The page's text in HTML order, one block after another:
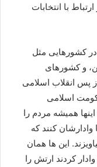
با انتخابات
در کشورهایی مثل
و کشورهای
پس انقلاب اسلامی
اسلامی
همیشه مردم را
کنند که
این ها همان
کردند ارتش را